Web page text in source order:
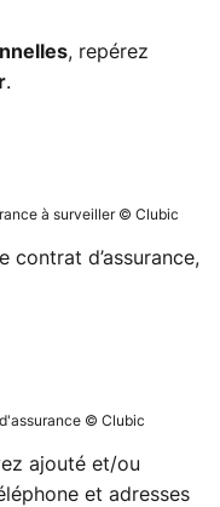
, repérez
.
à surveiller © Clubic
contrat d’assurance,
© Clubic
ajouté et/ou
et adresses